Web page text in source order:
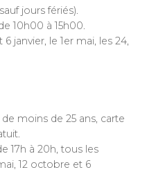
jours fériés).
10h00 à 15h00.
janvier, le 1er mai, les 24,
moins de 25 ans, carte
17h à 20h, tous les
12 octobre et 6